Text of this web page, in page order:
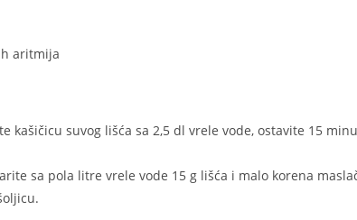
aritmija
kašičicu suvog lišća sa 2,5 dl vrele vode, ostavite 15
sa pola litre vrele vode 15 g lišća i malo korena